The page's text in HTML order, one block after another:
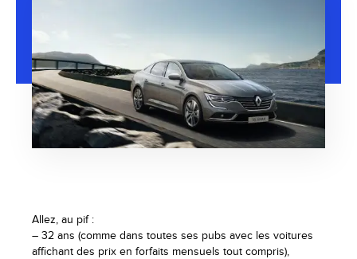
Allez, au pif :
– 32 ans (comme dans toutes ses pubs avec les voitures
affichant des prix en forfaits mensuels tout compris),